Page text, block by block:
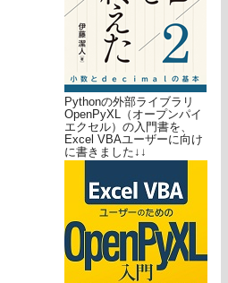
Pythonの外部ライブラリ
OpenPyXL（オープンパイ
エクセル）の入門書を、
Excel VBAユーザーに向け
に書きました↓↓